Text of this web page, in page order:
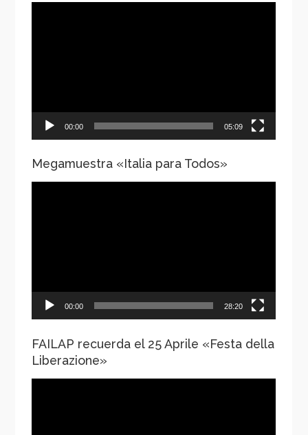
00:00 05:09
Megamuestra «Italia para Todos»
00:00 28:20
FAILAP recuerda el 25 Aprile «Festa della
Liberazione»